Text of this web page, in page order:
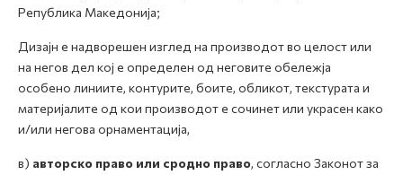
Република Македонија;
Дизајн е надворешен изглед на производот во целост или
на негов дел кој е определен од неговите обележја
особено линиите, контурите, боите, обликот, текстурата и
материјалите од кои производот е сочинет или украсен како
и/или негова орнаментација,
в) авторско право или сродно право, согласно Законот за